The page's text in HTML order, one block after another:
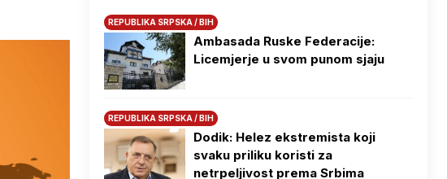
REPUBLIKA SRPSKA / BIH
Ambasada Ruske Federacije:
Licemjerje u svom punom sjaju
REPUBLIKA SRPSKA / BIH
Dodik: Helez ekstremista koji
svaku priliku koristi za
netrpeljivost prema Srbima